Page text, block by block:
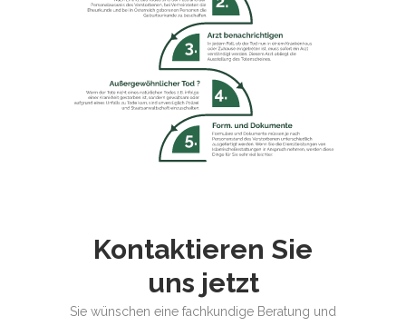
Kontaktieren Sie
uns jetzt
Sie wünschen eine fachkundige Beratung und